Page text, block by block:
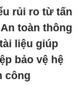
rủi ro từ tấn
toàn thông
liệu giúp
bảo vệ hệ
công